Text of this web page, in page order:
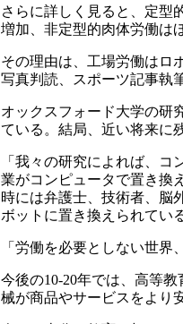
さらに詳しく見ると、定型
増加、非定型的肉体労働は
その理由は、工場労働はロ
写真判読、スポーツ記事執
オックスフォード大学の研
ている。結局、近い将来に
「我々の研究によれば、
業がコンピュータで置き換
時には弁護士、技術者、脳
ボットに置き換えられている
「労働を必要としない世
今後の10-20年では、高等
械が商品やサービスをより